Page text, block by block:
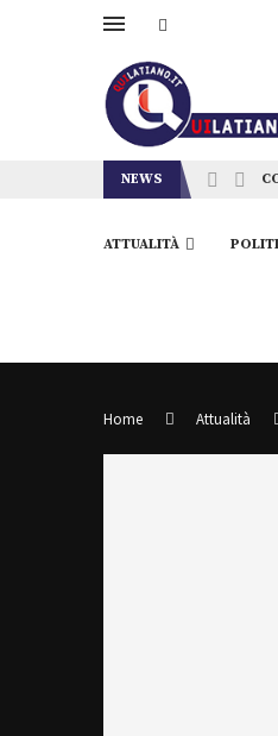
NEWS
ATTUALITÀ
Home Attualità